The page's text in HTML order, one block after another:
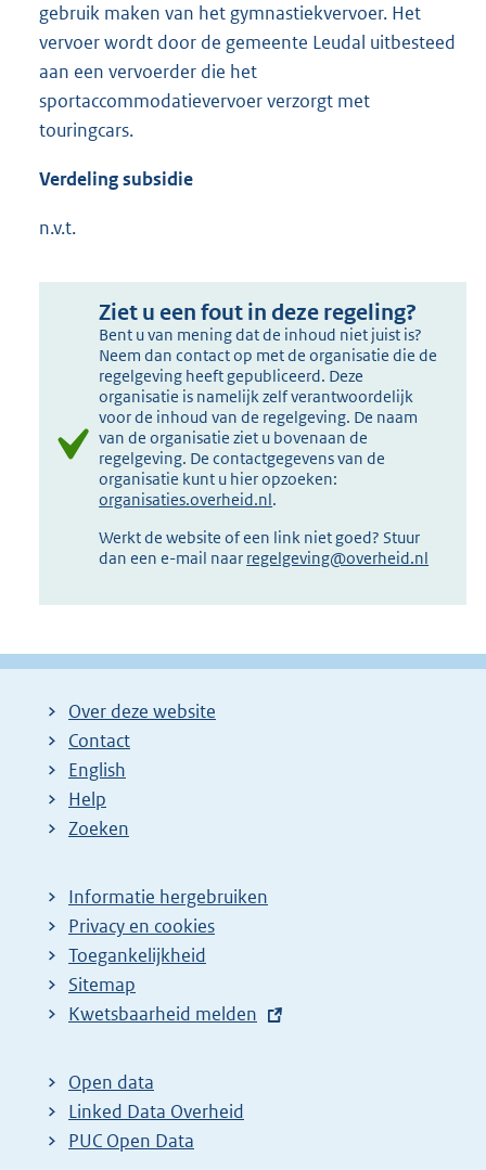
gebruik maken van het gymnastiekvervoer. Het
vervoer wordt door de gemeente Leudal uitbesteed
aan een vervoerder die het
sportaccommodatievervoer verzorgt met
touringcars.
Verdeling subsidie
n.v.t.
Ziet u een fout in deze regeling?
Bent u van mening dat de inhoud niet juist is?
Neem dan contact op met de organisatie die de
regelgeving heeft gepubliceerd. Deze
organisatie is namelijk zelf verantwoordelijk
voor de inhoud van de regelgeving. De naam
van de organisatie ziet u bovenaan de
regelgeving. De contactgegevens van de
organisatie kunt u hier opzoeken:
organisaties.overheid.nl.
Werkt de website of een link niet goed? Stuur
dan een e-mail naar regelgeving@overheid.nl
Over deze website
Contact
English
Help
Zoeken
Informatie hergebruiken
Privacy en cookies
Toegankelijkheid
Sitemap
E
t
e
r
Kwetsbaarheid melden
Open data
Linked Data Overheid
PUC Open Data